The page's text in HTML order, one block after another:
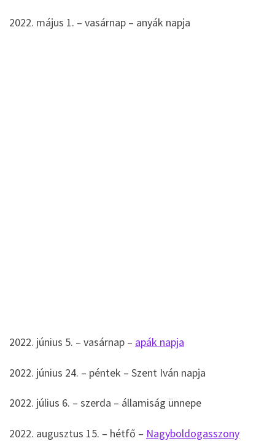
2022. május 1. – vasárnap – anyák napja
2022. június 5. – vasárnap – apák napja
2022. június 24. – péntek – Szent Iván napja
2022. július 6. – szerda – államiság ünnepe
2022. augusztus 15. – hétfő – Nagyboldogasszony